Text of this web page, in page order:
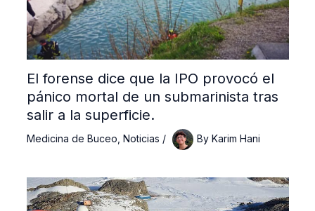
El forense dice que la IPO provocó el
pánico mortal de un submarinista tras
salir a la superficie.
Medicina de Buceo Noticias / By Karim Hani